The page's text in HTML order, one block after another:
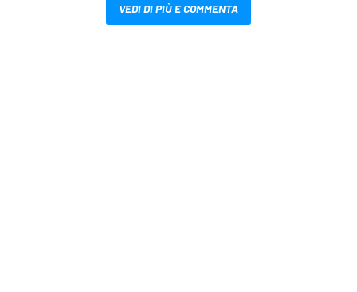
VEDI DI PIÙ E COMMENTA